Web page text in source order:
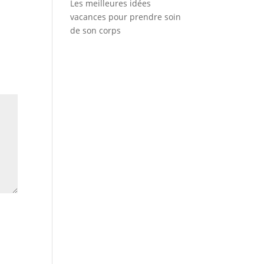
Les meilleures idées
vacances pour prendre soin
de son corps